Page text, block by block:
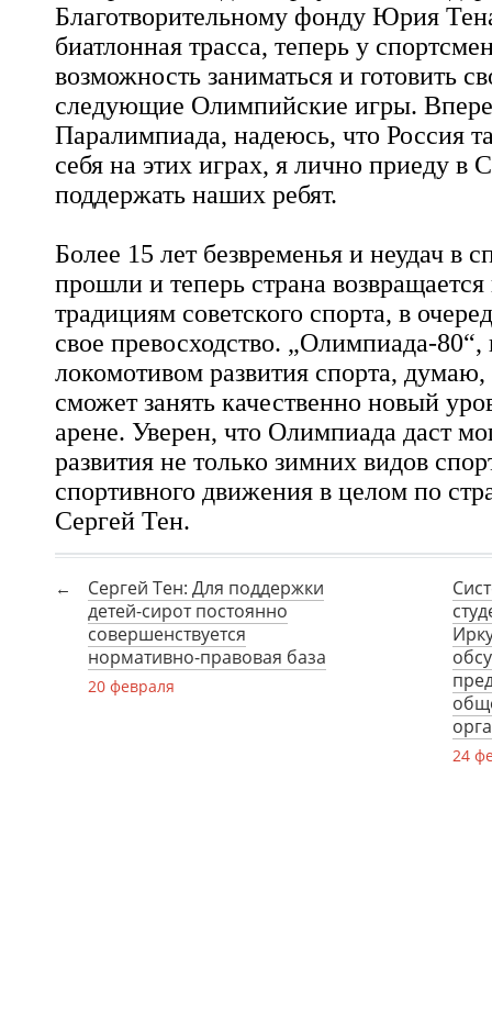
Благотворительному фонду Юрия
биатлонная трасса, теперь у
возможность заниматься и готовить
следующие Олимпийские игры.
Паралимпиада, надеюсь, что Россия
себя на этих играх, я лично приеду в
поддержать наших ребят.
Более 15 лет безвременья и неудач в
прошли и теперь страна
традициям советского спорта, в
свое превосходство. „Олимпиада-80“,
локомотивом развития спорта, думаю,
сможет занять качественно новый
арене. Уверен, что Олимпиада даст
развития не только зимних видов
спортивного движения в целом по
Сергей Тен.
Сергей Тен: Для поддержки
детей-сирот постоянно
совершенствуется
нормативно-правовая база
20 февраля
24